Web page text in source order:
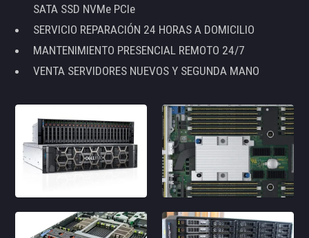
SATA SSD NVMe PCIe
SERVICIO REPARACIÓN 24 HORAS A DOMICILIO
MANTENIMIENTO PRESENCIAL REMOTO 24/7
VENTA SERVIDORES NUEVOS Y SEGUNDA MANO